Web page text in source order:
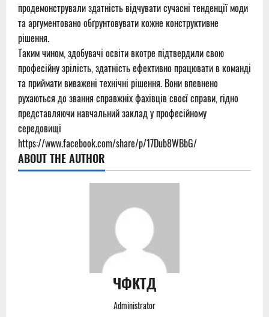
продемонстрували здатність відчувати сучасні тенденції моди
та аргументовано обґрунтовувати кожне конструктивне
рішення.
Таким чином, здобувачі освіти вкотре підтвердили свою
професійну зрілість, здатність ефективно працювати в команді
та приймати виважені технічні рішення. Вони впевнено
рухаються до звання справжніх фахівців своєї справи, гідно
представляючи навчальний заклад у професійному
середовищі
https://www.facebook.com/share/p/17Dub8WBbG/
ABOUT THE AUTHOR
ЧФКТД
Administrator